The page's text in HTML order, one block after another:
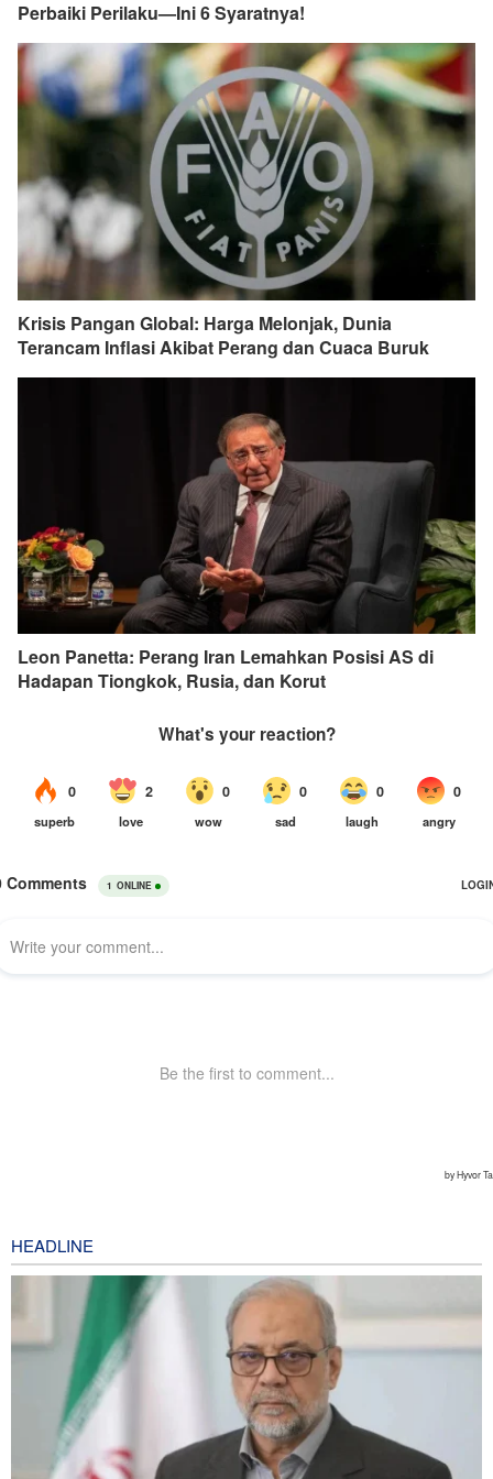
Perbaiki Perilaku—Ini 6 Syaratnya!
Krisis Pangan Global: Harga Melonjak, Dunia
Terancam Inflasi Akibat Perang dan Cuaca Buruk
Leon Panetta: Perang Iran Lemahkan Posisi AS di
Hadapan Tiongkok, Rusia, dan Korut
HEADLINE